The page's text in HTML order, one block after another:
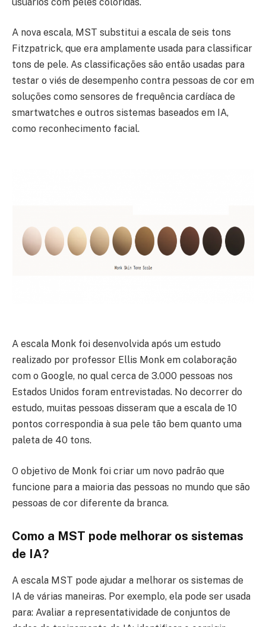
A nova escala, MST substitui a escala de seis tons
Fitzpatrick, que era amplamente usada para classificar
tons de pele. As classificações são então usadas para
testar o viés de desempenho contra pessoas de cor em
soluções como sensores de frequência cardíaca de
smartwatches e outros sistemas baseados em IA,
como reconhecimento facial.
A escala Monk foi desenvolvida após um estudo
realizado por professor Ellis Monk em colaboração
com o Google, no qual cerca de 3.000 pessoas nos
Estados Unidos foram entrevistadas. No decorrer do
estudo, muitas pessoas disseram que a escala de 10
pontos correspondia à sua pele tão bem quanto uma
paleta de 40 tons.
O objetivo de Monk foi criar um novo padrão que
funcione para a maioria das pessoas no mundo que são
pessoas de cor diferente da branca.
Como a MST pode melhorar os sistemas
de IA?
A escala MST pode ajudar a melhorar os sistemas de
IA de várias maneiras. Por exemplo, ela pode ser usada
para: Avaliar a representatividade de conjuntos de